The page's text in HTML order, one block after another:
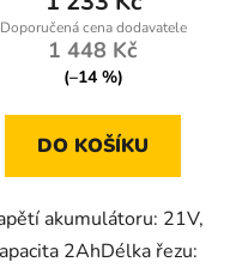
1 448 Kč
(–14 %)
DO KOŠÍKU
akumulátoru: 21V,
2AhDélka řezu: